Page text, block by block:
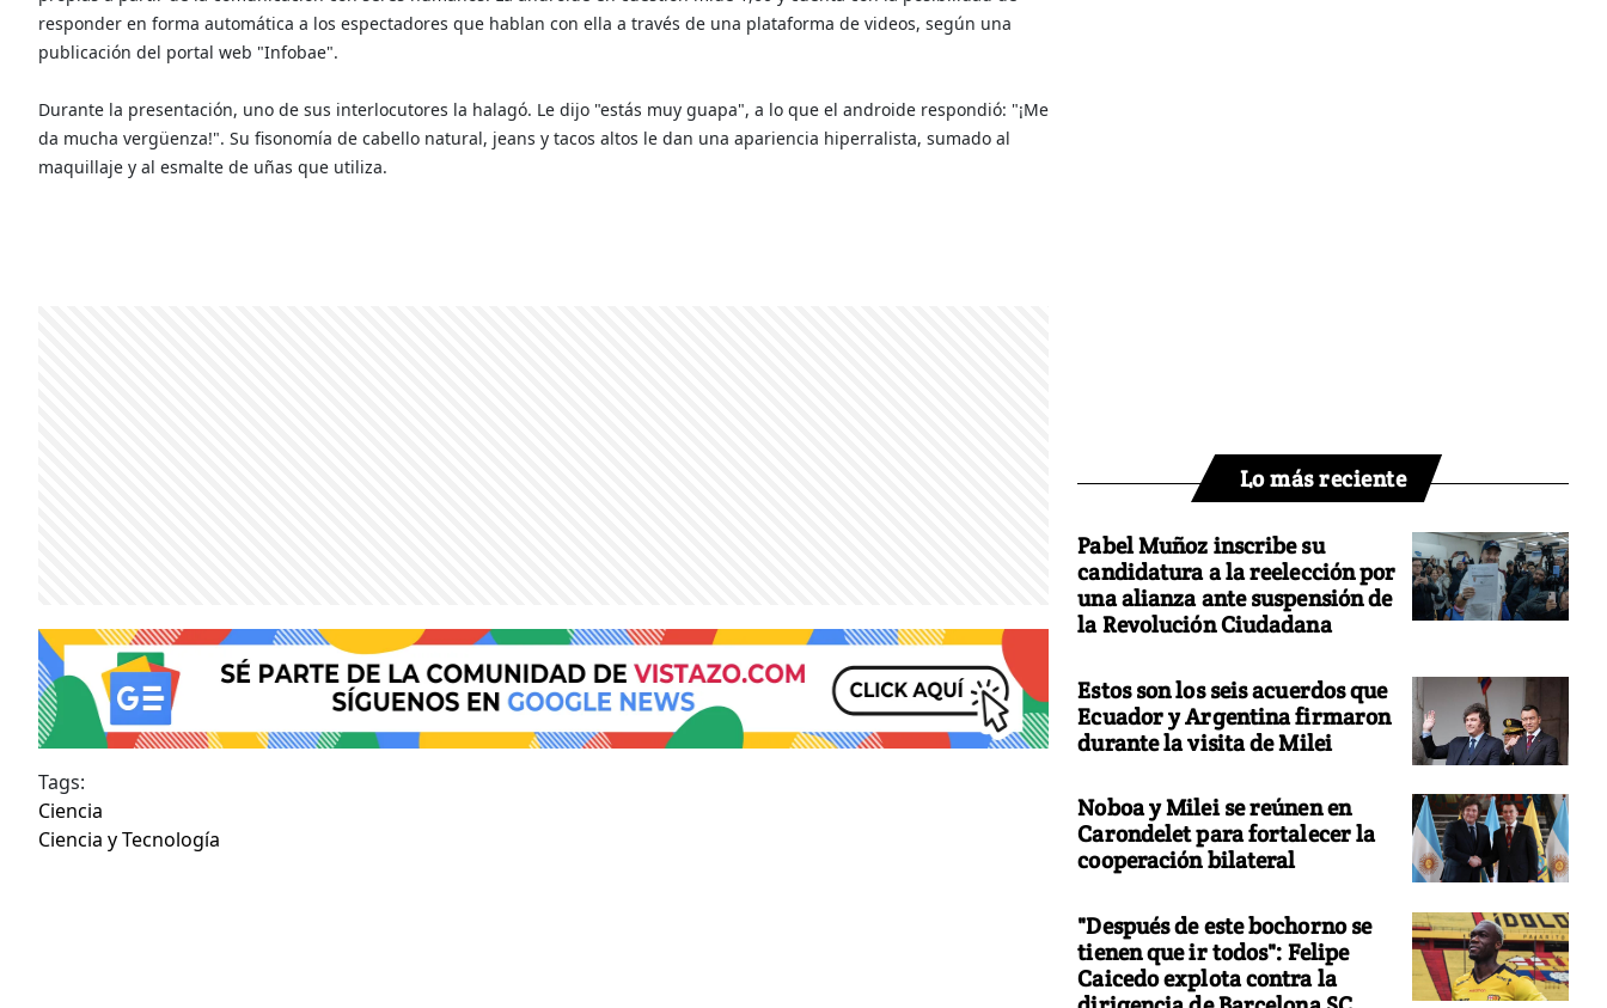
responder en forma automática a los espectadores que hablan con ella a través de una plataforma de videos, según una
publicación del portal web "Infobae".
Durante la presentación, uno de sus interlocutores la halagó. Le dijo "estás muy guapa", a lo que el androide respondió: "¡Me
da mucha vergüenza!". Su fisonomía de cabello natural, jeans y tacos altos le dan una apariencia hiperralista, sumado al
maquillaje y al esmalte de uñas que utiliza.
Tags:
Ciencia
Ciencia y Tecnología
Lo más reciente
Pabel Muñoz inscribe su
candidatura a la reelección por
una alianza ante suspensión de
la Revolución Ciudadana
Estos son los seis acuerdos que
Ecuador y Argentina firmaron
durante la visita de Milei
Noboa y Milei se reúnen en
Carondelet para fortalecer la
cooperación bilateral
"Después de este bochorno se
tienen que ir todos": Felipe
Caicedo explota contra la